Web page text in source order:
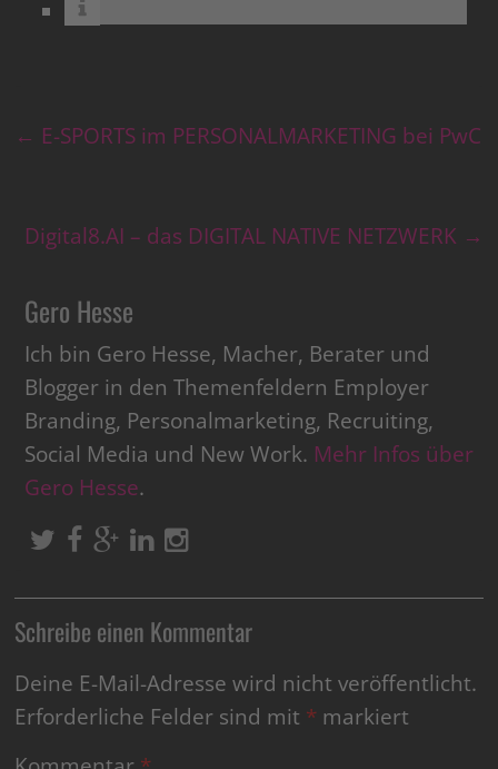
← E-SPORTS im PERSONALMARKETING bei PwC
Digital8.AI – das DIGITAL NATIVE NETZWERK →
Gero Hesse
Ich bin Gero Hesse, Macher, Berater und
Blogger in den Themenfeldern Employer
Branding, Personalmarketing, Recruiting,
Social Media und New Work. Mehr Infos über
Gero Hesse.
Schreibe einen Kommentar
Deine E-Mail-Adresse wird nicht veröffentlicht.
Erforderliche Felder sind mit * markiert